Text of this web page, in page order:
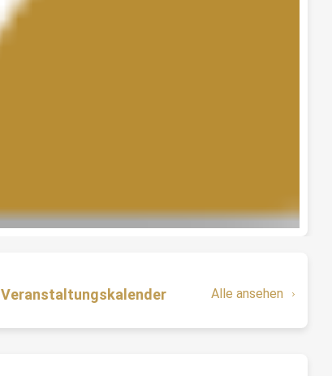
Veranstaltungskalender Alle ansehen